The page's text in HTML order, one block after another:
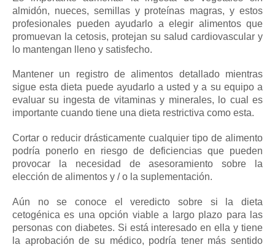
almidón, nueces, semillas y proteínas magras, y estos
profesionales pueden ayudarlo a elegir alimentos que
promuevan la cetosis, protejan su salud cardiovascular y
lo mantengan lleno y satisfecho.
Mantener un registro de alimentos detallado mientras
sigue esta dieta puede ayudarlo a usted y a su equipo a
evaluar su ingesta de vitaminas y minerales, lo cual es
importante cuando tiene una dieta restrictiva como esta.
Cortar o reducir drásticamente cualquier tipo de alimento
podría ponerlo en riesgo de deficiencias que pueden
provocar la necesidad de asesoramiento sobre la
elección de alimentos y / o la suplementación.
Aún no se conoce el veredicto sobre si la dieta
cetogénica es una opción viable a largo plazo para las
personas con diabetes. Si está interesado en ella y tiene
la aprobación de su médico, podría tener más sentido